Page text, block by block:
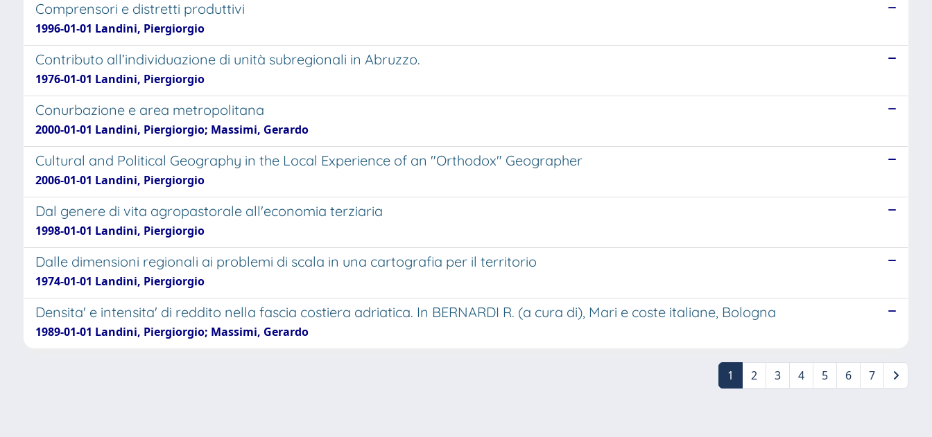
Comprensori e distretti produttivi
1996-01-01 Landini, Piergiorgio
Contributo all’individuazione di unità subregionali in Abruzzo.
1976-01-01 Landini, Piergiorgio
Conurbazione e area metropolitana
2000-01-01 Landini, Piergiorgio; Massimi, Gerardo
Cultural and Political Geography in the Local Experience of an "Orthodox" Geographer
2006-01-01 Landini, Piergiorgio
Dal genere di vita agropastorale all'economia terziaria
1998-01-01 Landini, Piergiorgio
Dalle dimensioni regionali ai problemi di scala in una cartografia per il territorio
1974-01-01 Landini, Piergiorgio
Densita' e intensita' di reddito nella fascia costiera adriatica. In BERNARDI R. (a cura di), Mari e coste italiane, Bologna
1989-01-01 Landini, Piergiorgio; Massimi, Gerardo
1 2 3 4 5 6 7